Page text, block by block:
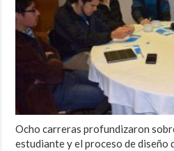
Ocho carreras profundizaron
estudiante y el proceso de diseño